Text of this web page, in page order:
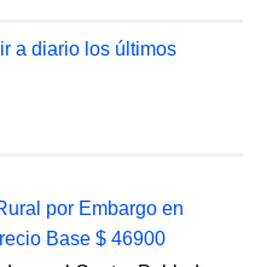
a diario los últimos
por Embargo en
Base $ 46900